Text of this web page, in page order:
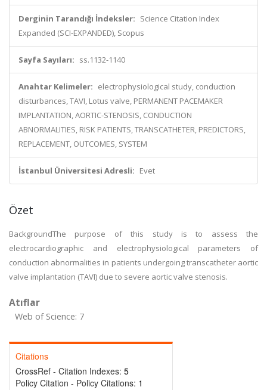
Derginin Tarandığı İndeksler: Science Citation Index
Expanded (SCI-EXPANDED), Scopus
Sayfa Sayıları: ss.1132-1140
Anahtar Kelimeler: electrophysiological study, conduction
disturbances, TAVI, Lotus valve, PERMANENT PACEMAKER
IMPLANTATION, AORTIC-STENOSIS, CONDUCTION
ABNORMALITIES, RISK PATIENTS, TRANSCATHETER, PREDICTORS,
REPLACEMENT, OUTCOMES, SYSTEM
İstanbul Üniversitesi Adresli: Evet
Özet
BackgroundThe purpose of this study is to assess the
electrocardiographic and electrophysiological parameters of
conduction abnormalities in patients undergoing transcatheter aortic
valve implantation (TAVI) due to severe aortic valve stenosis.
Atıflar
Web of Science: 7
Citations
CrossRef - Citation Indexes: 5
Policy Citation - Policy Citations: 1